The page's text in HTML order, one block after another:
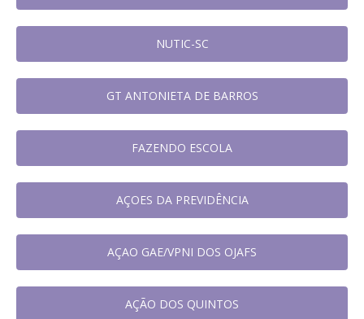
NUTIC-SC
GT ANTONIETA DE BARROS
FAZENDO ESCOLA
AÇOES DA PREVIDÊNCIA
AÇAO GAE/VPNI DOS OJAFS
AÇÃO DOS QUINTOS